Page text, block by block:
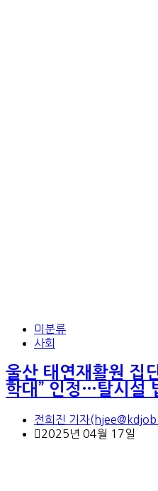
미분류
사회
울산 태연재활원 집
학대” 인정…탈시설
전희진 기자
2025년 04월 17일